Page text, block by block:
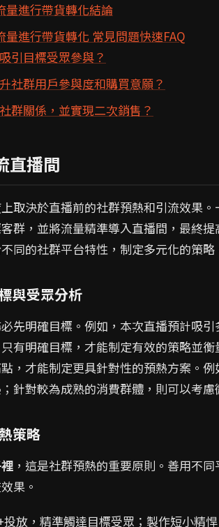
量進行帶貨轉化結論
進行帶貨轉化 常見問題快速FAQ
引目標受眾參與？
社群用戶參與度和購買意願？
群關係，並實現二次銷售？
直播間
取決於直播前的社群預熱和引流效果
群，並將流量精準導入直播間，最終
同的社群平台特性，制定多元化的策略
與受眾分析
先明確目標。例如，本次直播預計吸
有明確目標，才能制定有效的策略並
，才能制定更具針對性的預熱方案。
針對較為成熟的消費群體，則可以考慮
策略
，這是社群預熱的重要原則。善用不
果。
放，精準觸達目標受眾；製作短小精